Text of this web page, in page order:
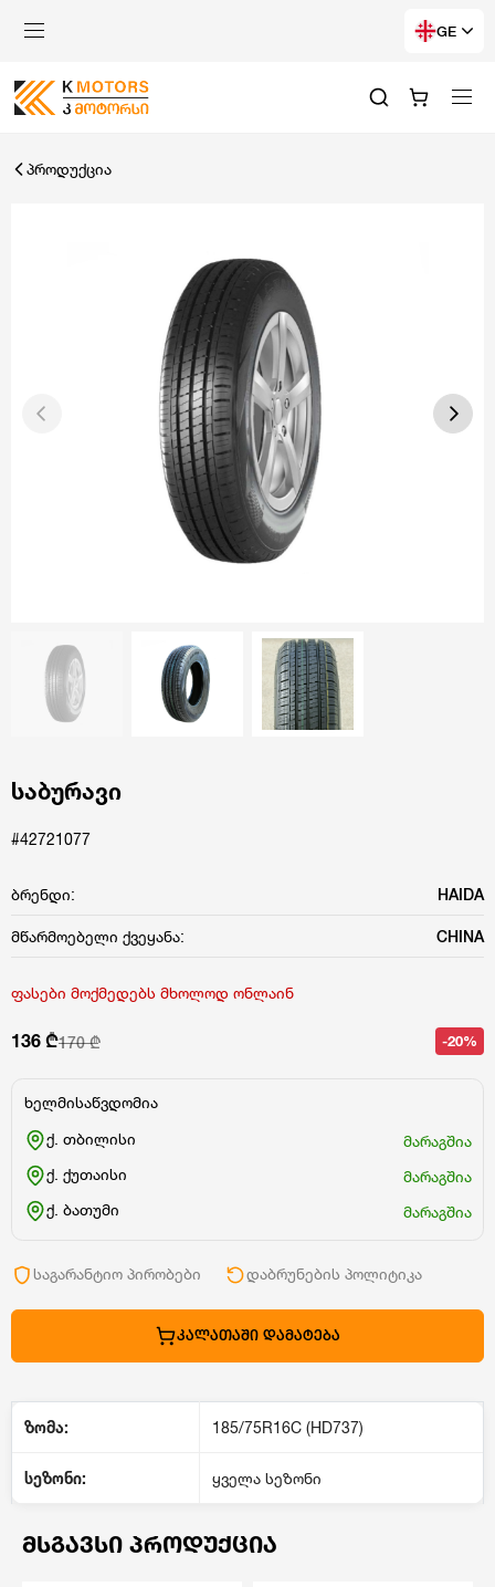
GE
პროდუქცია
საბურავი
#42721077
ბრენდი: HAIDA
მწარმოებელი ქვეყანა: CHINA
ფასები მოქმედებს მხოლოდ ონლაინ
136 ₾170 ₾ -20%
ხელმისაწვდომია
ქ. თბილისი
მარაგშია
ქ. ქუთაისი
მარაგშია
ქ. ბათუმი
მარაგშია
საგარანტიო პირობები დაბრუნების პოლიტიკა
ᲙᲐᲚᲐᲗᲐᲨᲘ ᲓᲐᲛᲐᲢᲔᲑᲐ
ზომა: 185/75R16C (HD737)
სეზონი: ყველა სეზონი
ᲛᲡᲒᲐᲕᲡᲘ ᲞᲠᲝᲓᲣᲥᲪᲘᲐ